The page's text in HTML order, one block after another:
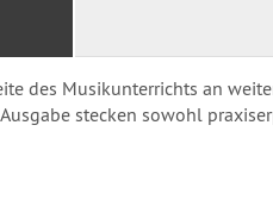
des Musikunterrichts an
stecken sowohl